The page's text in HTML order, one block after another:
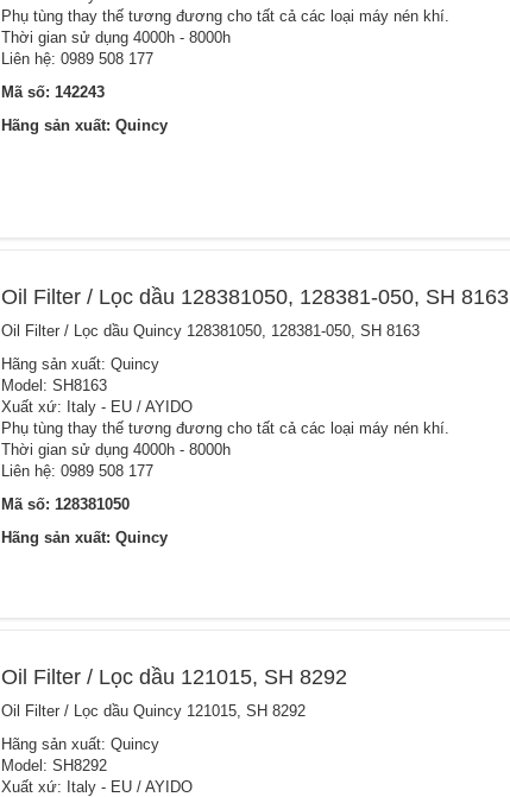
Phụ tùng thay thế tương đương cho tất cả các loại máy nén khí.
Thời gian sử dụng 4000h - 8000h
Liên hệ: 0989 508 177
Mã số: 142243
Hãng sản xuất: Quincy
Oil Filter / Lọc dầu 128381050, 128381-050, SH 8163
Oil Filter / Lọc dầu Quincy 128381050, 128381-050, SH 8163
Hãng sản xuất: Quincy
Model: SH8163
Xuất xứ: Italy - EU / AYIDO
Phụ tùng thay thế tương đương cho tất cả các loại máy nén khí.
Thời gian sử dụng 4000h - 8000h
Liên hệ: 0989 508 177
Mã số: 128381050
Hãng sản xuất: Quincy
Oil Filter / Lọc dầu 121015, SH 8292
Oil Filter / Lọc dầu Quincy 121015, SH 8292
Hãng sản xuất: Quincy
Model: SH8292
Xuất xứ: Italy - EU / AYIDO